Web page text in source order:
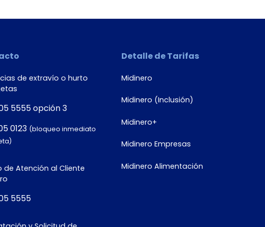
de extravío o hurto
5555 opción 3
0123 (bloqueo inmediato
de Atención al Cliente
5555
Detalle de Tarifas
Midinero
Midinero (Inclusión)
Midinero+
Midinero Empresas
Midinero Alimentación